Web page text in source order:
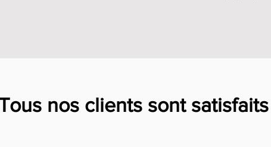
nos clients sont satisfaits